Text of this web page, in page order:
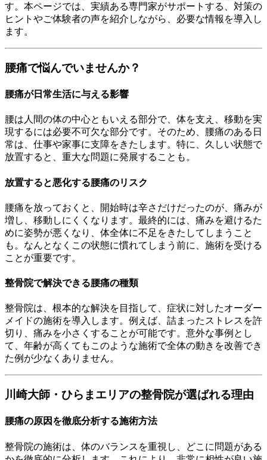
す。本ページでは、実績ある専門家がサポートする、対策の
ヒントやご体験者の声を紹介しながら、必要な情報を導入し
ます。
腰痛で悩んでいませんか？
腰痛が日常生活に与える影響
腰は人間の体の中心ともいえる部分で、体を支え、移動を実
現するには必要不可欠な部分です。そのため、腰痛のある日
常は、仕事や家事に支障をきたします。特に、久しい状態で
放置すると、重大な問題に発展することも。
放置すると悪化する腰痛のリスク
腰痛を放っておくと、開始時は辛さだけだったのが、痛みが
増し、移動しにくくなります。最終的には、痛みを避けるた
めに姿勢が悪くなり、体全体に不足をきたしてしまうこと
も。なんとなくこの状態に慣れてしまう前に、施術を受ける
ことが重要です。
整骨院で解決できる腰痛の種類
整骨院は、根本的な解決を目指して、症状に対したオーダー
メイドの施術を導入します。例えば、詰まったストレスを許
切り、痛みを小さくすることが可能です。意外な事例とし
て、年齢が高くてもこのような施術で全体の動きを改善でき
た例が少なくありません。
川崎大師・ひらまエリアの整骨院が選ばれる理由
腰痛の原因を徹底分析する施術方法
整骨院の施術は、体のバランスを重視し、どこに問題がある